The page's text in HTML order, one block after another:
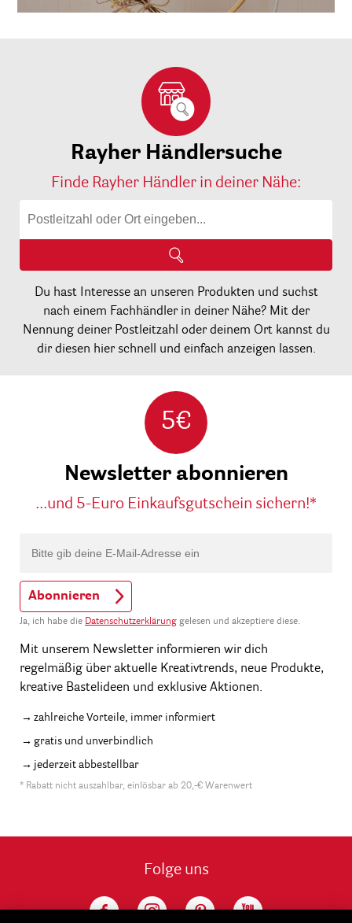
Rayher Händlersuche
Finde Rayher Händler in deiner Nähe:
Du hast Interesse an unseren Produkten und suchst
nach einem Fachhändler in deiner Nähe? Mit der
Nennung deiner Postleitzahl oder deinem Ort kannst du
dir diesen hier schnell und einfach anzeigen lassen.
5€
Newsletter abonnieren
...und 5-Euro Einkaufsgutschein sichern!*
Abonnieren
Ja, ich habe die Datenschutzerklärung gelesen und akzeptiere diese.
Mit unserem Newsletter informieren wir dich
regelmäßig über aktuelle Kreativtrends, neue Produkte,
kreative Bastelideen und exklusive Aktionen.
zahlreiche Vorteile, immer informiert
gratis und unverbindlich
jederzeit abbestellbar
* Rabatt nicht auszahlbar, einlösbar ab 20,-€ Warenwert
Folge uns